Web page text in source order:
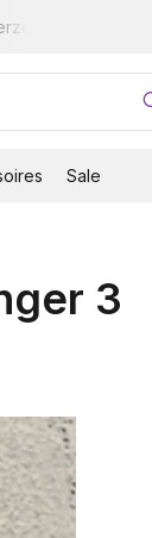
Grote cupmaten
Sale
3